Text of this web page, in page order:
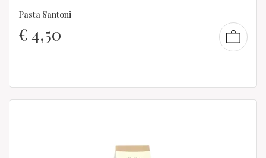
Pasta Santoni
€4,50